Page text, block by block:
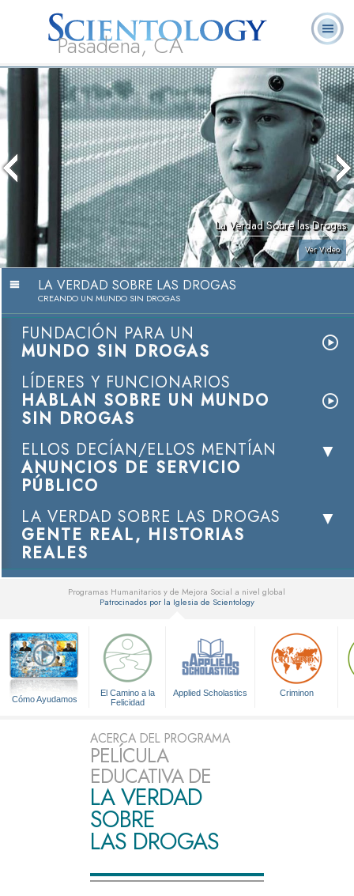
Pasadena, CA
Acerca de
Nosotros
L. Ronald
Hubbard
¿Qué es
Scientology?
Ministros
Voluntarios
Preguntas
Frecuentes
Libros
La Verdad Sobre las Drogas
Ver Video
LA VERDAD SOBRE LAS DROGAS
CREANDO UN MUNDO SIN DROGAS
FUNDACIÓN PARA UN
MUNDO SIN DROGAS
LÍDERES Y FUNCIONARIOS
HABLAN SOBRE UN MUNDO
SIN DROGAS
ELLOS DECÍAN/ELLOS MENTÍAN
ANUNCIOS DE SERVICIO
PÚBLICO
LA VERDAD SOBRE LAS DROGAS
GENTE REAL, HISTORIAS
REALES
Programas Humanitarios y de Mejora Social a nivel global
Patrocinados por la Iglesia de Scientology
Cómo Ayudamos
El Camino a la
Felicidad
Applied Scholastics Criminon
ACERCA DEL PROGRAMA
PELÍCULA
EDUCATIVA DE
LA VERDAD
SOBRE
LAS DROGAS